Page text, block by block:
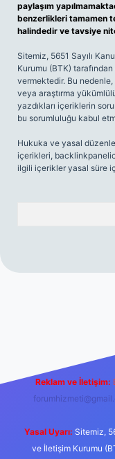
paylaşım
benzerlikleri tamamen
halindedir ve tavsiye
Sitemiz, 5651 Sayılı
Kurumu (BTK)
vermektedir. Bu
veya araştırma
yazdıkları içeriklerin
bu sorumluluğu kabul
Hukuka ve yasal
içerikleri,
ilgili içerikler yasal süre
Reklam ve İletişim:
Yasal Uyarı: Sitemiz,
ve İletişim Kurumu